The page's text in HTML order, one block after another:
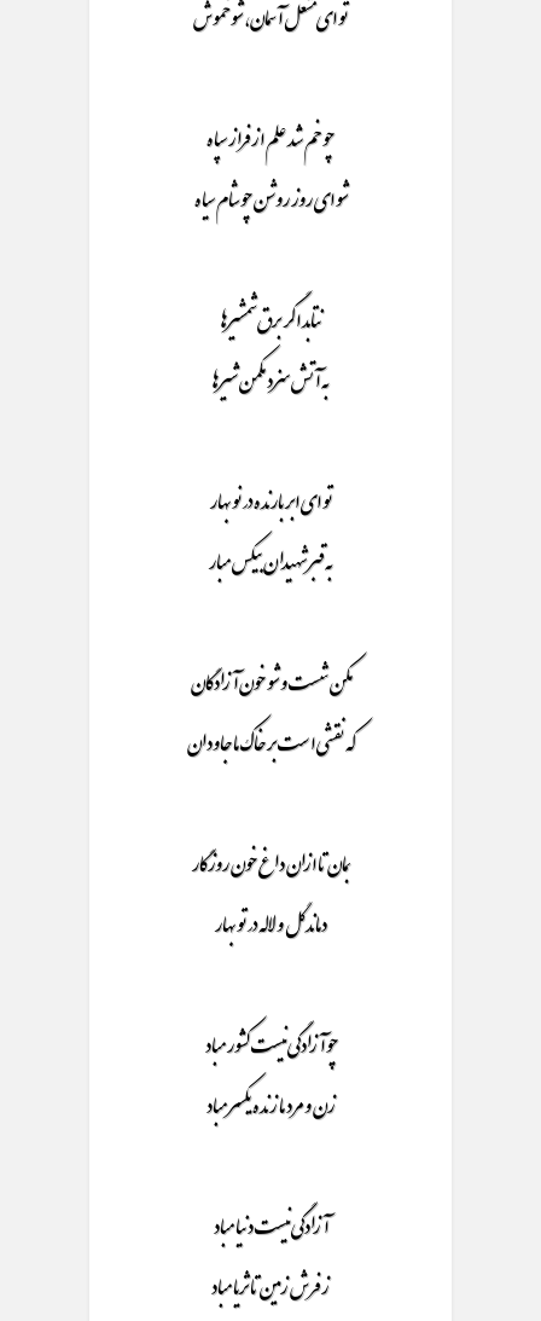
تو ای مشعل آسمان، شو خموش
چو خم شد علم از فراز سپاه
شو ای روز روشن چو شام سیاه
نتابد اگر برق شمشیرها
به آتش سزد مکمن شیرها
تو ای ابر بارنده در نو بهار
به قبر شهیدان بیکس مبار
مکن شست و شو خون آزادگان
که نقشی است بر خاک ما جاودان
بمان تا ازان داغ خون روزگار
دماند گل و لاله در تو بهار
چو آزادگی نیست کشور مباد
زن و مرد ما زنده یکسر مباد
آزادگی نیست دنیا مباد
ز فرش زمین تا ثریا مباد